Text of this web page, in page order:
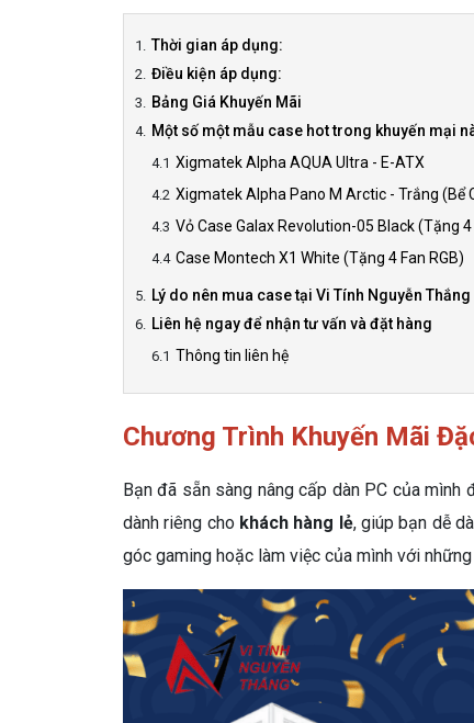
Thời gian áp dụng:
Điều kiện áp dụng:
Bảng Giá Khuyến Mãi
Một số một mẫu case hot trong khuyến mại
Xigmatek Alpha AQUA Ultra - E-ATX
Xigmatek Alpha Pano M Arctic - Trắng (Bể
Vỏ Case Galax Revolution-05 Black (Tặng 4
Case Montech X1 White (Tặng 4 Fan RGB)
Lý do nên mua case tại Vi Tính Nguyễn Thắng
Liên hệ ngay để nhận tư vấn và đặt hàng
Thông tin liên hệ
Chương Trình Khuyến Mãi
Bạn đã sẵn sàng nâng cấp dàn PC của
dành riêng cho khách hàng lẻ, giúp bạn dễ
góc gaming hoặc làm việc của mình với